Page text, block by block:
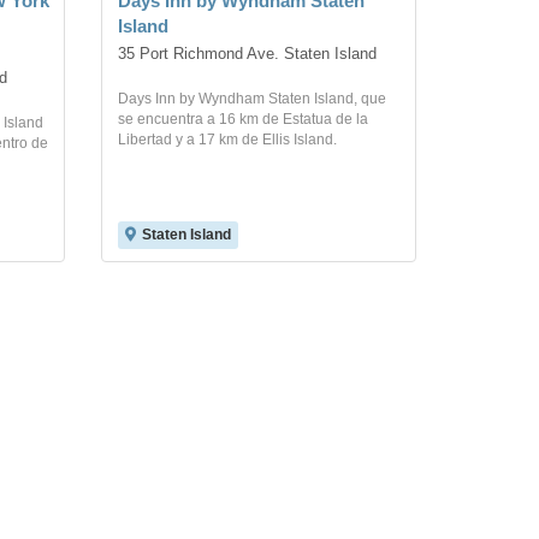
de
Island
35 Port Richmond Ave. Staten Island
Days Inn by Wyndham Staten Island, que
se encuentra a 16 km de Estatua de la
Libertad y a 17 km de Ellis Island.
Staten Island